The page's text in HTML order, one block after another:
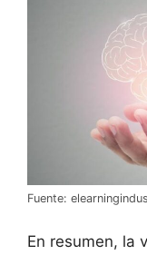
Fuente:
En resumen, la